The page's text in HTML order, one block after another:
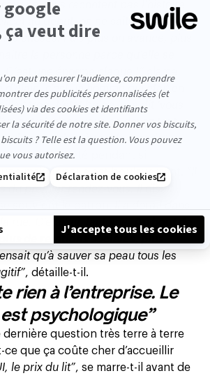
ne nous racontent pas l’histoire
au début, on ne sait pas trop
choses. Puis plus on avance, plus
la personne parce qu’elle se
une énorme claque !”
clame
d’Alain, c’est un homme qui était en
trop. L’état belge lui a dit ‘vous
autre’, donc vous ne devez tant
arriver à tout le monde”.
de la société pendant si
main tendue est bouleversant.
du premier rendez-vous. Il disait :
rue. C’était un fantôme.
Au bout de
qu’à sauver sa peau tous les
, détaille-t-il.
rien à l’entreprise. Le
psychologique”
dernière question très terre à terre
ce que ça coûte cher d’accueillir
le prix du lit”, se marre-t-il avant de